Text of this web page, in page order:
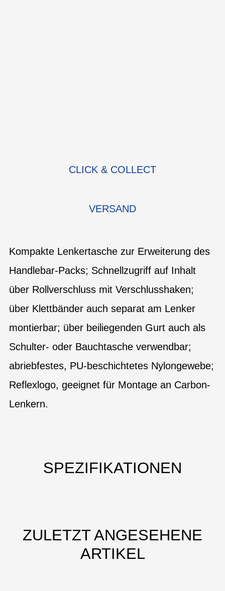
CLICK & COLLECT
VERSAND
Kompakte Lenkertasche zur Erweiterung des
Handlebar-Packs; Schnellzugriff auf Inhalt
über Rollverschluss mit Verschlusshaken;
über Klettbänder auch separat am Lenker
montierbar; über beiliegenden Gurt auch als
Schulter- oder Bauchtasche verwendbar;
abriebfestes, PU-beschichtetes Nylongewebe;
Reflexlogo, geeignet für Montage an Carbon-
Lenkern.
SPEZIFIKATIONEN
ZULETZT ANGESEHENE
ARTIKEL